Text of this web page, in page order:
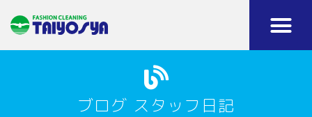
ブログ スタッフ日記